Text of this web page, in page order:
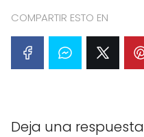
COMPARTIR ESTO EN
Deja una respuesta